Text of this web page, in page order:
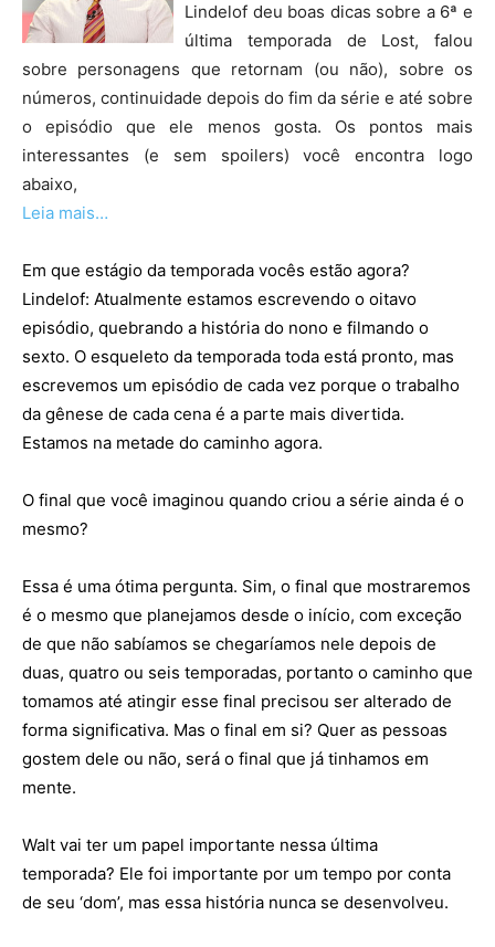
Lindelof deu boas dicas sobre a 6ª e
última temporada de Lost, falou
sobre personagens que retornam (ou não), sobre os
números, continuidade depois do fim da série e até sobre
o episódio que ele menos gosta. Os pontos mais
interessantes (e sem spoilers) você encontra logo
abaixo,
Leia mais…
Em que estágio da temporada vocês estão agora?
Lindelof: Atualmente estamos escrevendo o oitavo
episódio, quebrando a história do nono e filmando o
sexto. O esqueleto da temporada toda está pronto, mas
escrevemos um episódio de cada vez porque o trabalho
da gênese de cada cena é a parte mais divertida.
Estamos na metade do caminho agora.
O final que você imaginou quando criou a série ainda é o
mesmo?
Essa é uma ótima pergunta. Sim, o final que mostraremos
é o mesmo que planejamos desde o início, com exceção
de que não sabíamos se chegaríamos nele depois de
duas, quatro ou seis temporadas, portanto o caminho que
tomamos até atingir esse final precisou ser alterado de
forma significativa. Mas o final em si? Quer as pessoas
gostem dele ou não, será o final que já tinhamos em
mente.
Walt vai ter um papel importante nessa última
temporada? Ele foi importante por um tempo por conta
de seu ‘dom’, mas essa história nunca se desenvolveu.